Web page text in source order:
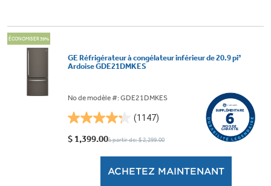
ÉCONOMISER 39%
GE Réfrigérateur à congélateur inférieur de 20.9 pi³
Ardoise GDE21DMKES
No de modèle #: GDE21DMKES
(1147)
4.3
étoile(s)
$ 1,399.00à partir de: $ 2,299.00
ACHETEZ MAINTENANT